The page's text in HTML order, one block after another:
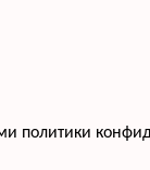
политики